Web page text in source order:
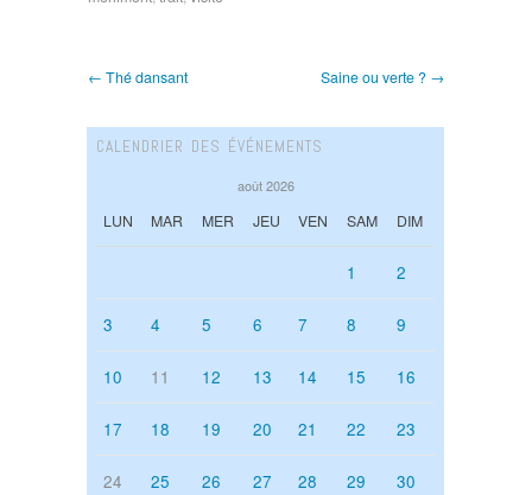
← Thé dansant Saine ou verte ? →
CALENDRIER DES ÉVÉNEMENTS
août 2026
LUN MAR MER JEU VEN SAM DIM
1 2
3 4 5 6 7 8 9
10 11 12 13 14 15 16
17 18 19 20 21 22 23
24 25 26 27 28 29 30